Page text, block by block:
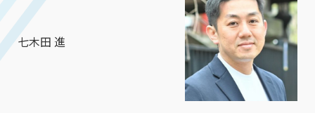
七木田 進